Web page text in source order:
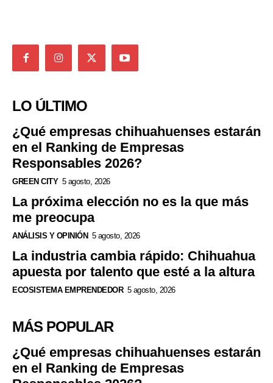
LO ÚLTIMO
¿Qué empresas chihuahuenses estarán
en el Ranking de Empresas
Responsables 2026?
GREEN CITY 5 agosto, 2026
La próxima elección no es la que más
me preocupa
ANÁLISIS Y OPINIÓN 5 agosto, 2026
La industria cambia rápido: Chihuahua
apuesta por talento que esté a la altura
ECOSISTEMA EMPRENDEDOR 5 agosto, 2026
MÁS POPULAR
¿Qué empresas chihuahuenses estarán
en el Ranking de Empresas